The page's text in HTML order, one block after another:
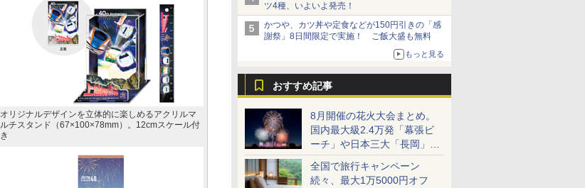
ツ4種、いよいよ発売！
かつや、カツ丼や定食などが150円引きの「感
謝祭」8日間限定で実施！ ご飯大盛も無料
もっと見る
おすすめ記事
8月開催の花火大会まとめ。
国内最大級2.4万発「幕張ビ
ーチ」や日本三大「長岡」な
ど大型イベント目白押し！
全国で旅行キャンペーン
続々、最大1万5000円オフ
オリジナルデザインを立体的に楽しめるアクリルマ
ルチスタンド（67×100×78mm）。12cmスケール付
き